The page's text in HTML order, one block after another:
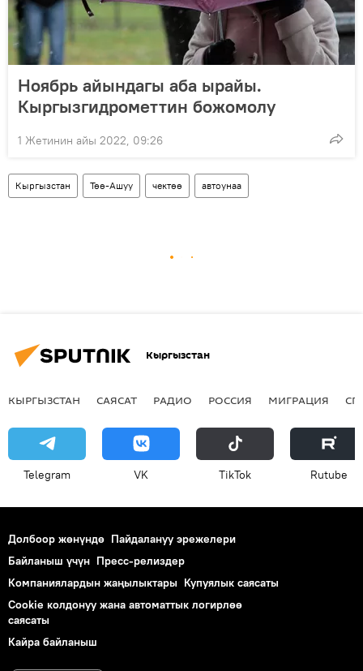
Ноябрь айындагы аба ырайы.
Кыргызгидрометтин божомолу
1 Жетинин айы 2022, 09:26
Кыргызстан Төө-Ашуу чектөө автоунаа
Кыргызстан
КЫРГЫЗСТАН САЯСАТ РАДИО РОССИЯ МИГРАЦИЯ
Telegram VK ТikТоk Rutube
Долбоор жөнүндө Пайдалануу эрежелери
Байланыш үчүн Пресс-релиздер
Компаниялардын жаңылыктары Купуялык саясаты
Cookie колдонуу жана автоматтык логирлөө
саясаты
Кайра байланыш